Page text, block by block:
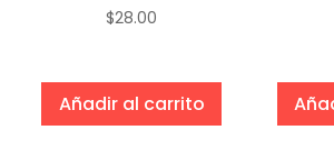
$28.00
Añadir al carrito